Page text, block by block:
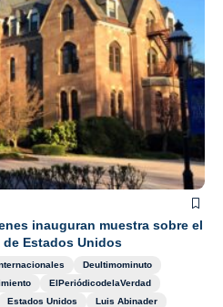
inauguran muestra sobre el
Estados Unidos
Deultimominuto
ElPeriódicodelaVerdad
Estados Unidos
Luis Abinader